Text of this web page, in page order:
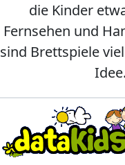
die Kinder
Fernsehen und
sind Brettspiele
Idee.